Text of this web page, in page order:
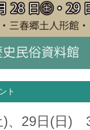
ト
)、29日(日)